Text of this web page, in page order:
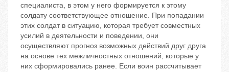
специалиста, в этом у него формируется к этому
солдату соответствующее отношение. При попадании
этих солдат в ситуацию, которая требует совместных
усилий в деятельности и поведении, они
осуществляют прогноз возможных действий друг друга
на основе тех межличностных отношений, которые у
них сформировались ранее. Если воин рассчитывает